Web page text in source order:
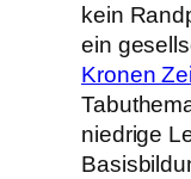
kein
ein
Kronen
niedrige